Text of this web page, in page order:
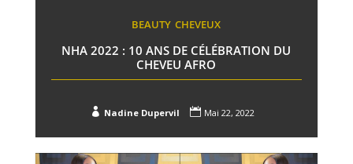
BEAUTY CHEVEUX
NHA 2022 : 10 ANS DE CÉLÉBRATION DU
CHEVEU AFRO
 Nadine Dupervil  Mai 22, 2022